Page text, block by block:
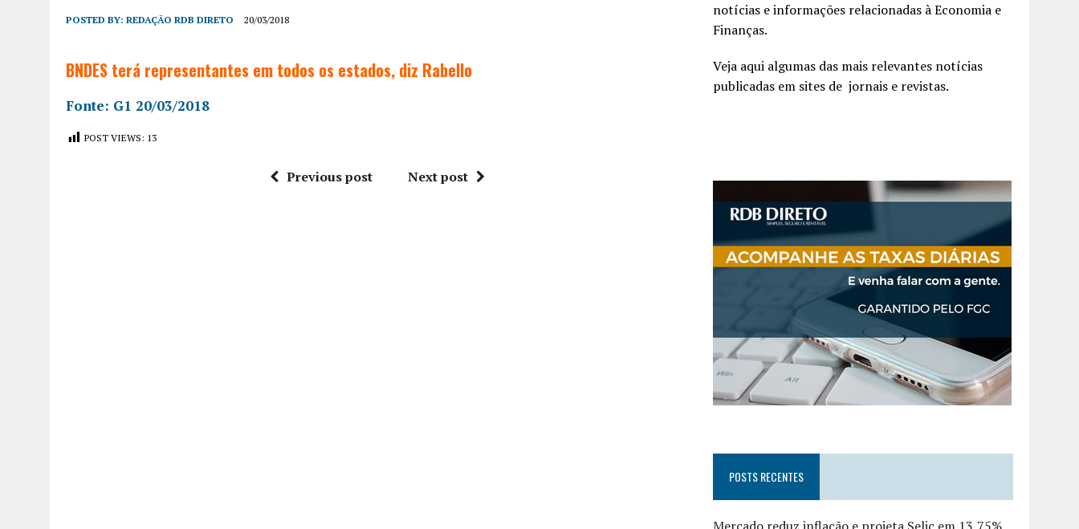
POSTED BY: REDAÇÃO RDB DIRETO 20/03/2018
BNDES terá representantes em todos os estados, diz Rabello
Fonte: G1 20/03/2018
POST VIEWS: 13
Previous post Next post
notícias e informações relacionadas à Economia e
Finanças.
Veja aqui algumas das mais relevantes notícias
publicadas em sites de jornais e revistas.
POSTS RECENTES